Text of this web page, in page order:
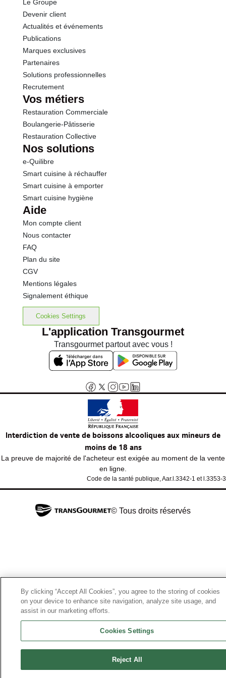
Protéines
Sel
Le Groupe
Devenir client
Actualités et événements
Publications
Marques exclusives
Partenaires
Solutions professionnelles
Recrutement
Vos métiers
Restauration Commerciale
Boulangerie-Pâtisserie
Restauration Collective
Nos solutions
e-Quilibre
Smart cuisine à réchauffer
Smart cuisine à emporter
Smart cuisine hygiène
Aide
Mon compte client
Nous contacter
FAQ
Plan du site
CGV
Mentions légales
Signalement éthique
Cookies Settings
L'application Transgourmet
Transgourmet partout avec vous !
Interdiction de vente de boissons alcooliques aux mineurs de
moins de 18 ans
La preuve de majorité de l'acheteur est exigée au moment de la vente
en ligne.
Code de la santé publique, Aar.l.3342-1 et l.3353-3
© Tous droits réservés
By clicking “Accept All Cookies”, you agree to the storing of cookies
on your device to enhance site navigation, analyze site usage, and
assist in our marketing efforts.
Cookies Settings
Reject All